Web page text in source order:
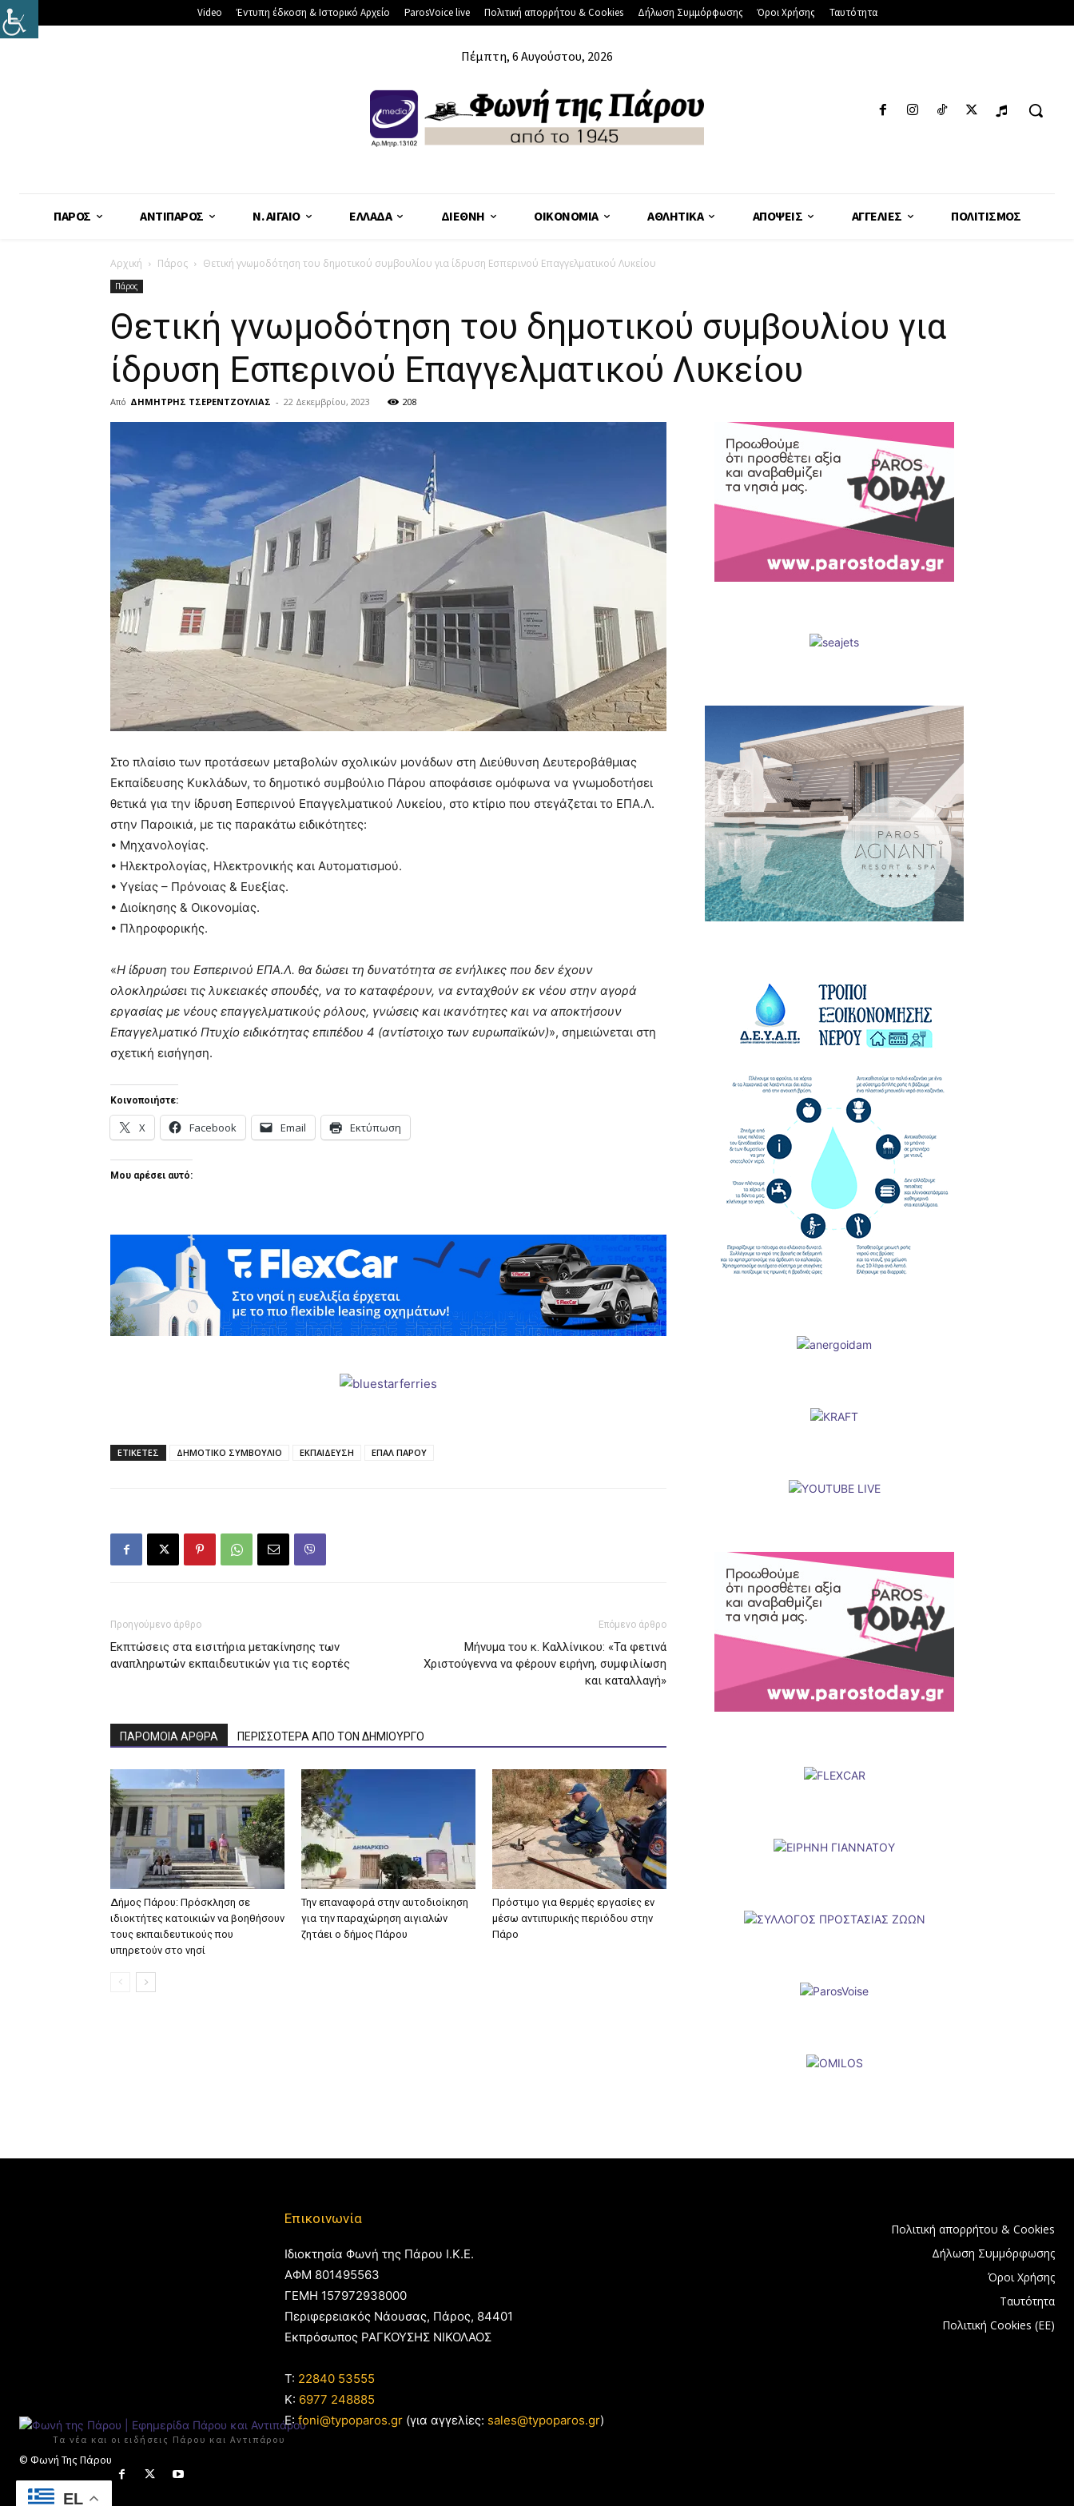
Video Έντυπη έδκοση & Ιστορικό Αρχείο ParosVoice live Πολιτική απορρήτου & Cookies Δήλωση Συμμόρφωσης Όροι Χρήσης Ταυτότητα
Πέμπτη, 6 Αυγούστου, 2026
ΠΆΡΟΣ ΑΝΤΊΠΑΡΟΣ Ν. ΑΙΓΑΊΟ ΕΛΛΆΔΑ ΔΙΕΘΝΉ ΟΙΚΟΝΟΜΊΑ ΑΘΛΗΤΙΚΆ ΑΠΌΨΕΙΣ ΑΓΓΕΛΊΕΣ ΠΟΛΙΤΙΣΜΌΣ
Αρχική Πάρος Θετική γνωμοδότηση του δημοτικού συμβουλίου για ίδρυση Εσπερινού Επαγγελματικού Λυκείου
Πάρος
Θετική γνωμοδότηση του δημοτικού συμβουλίου για
ίδρυση Εσπερινού Επαγγελματικού Λυκείου
Από ΔΗΜΗΤΡΗΣ ΤΣΕΡΕΝΤΖΟΥΛΙΑΣ - 22 Δεκεμβρίου, 2023 208
Στο πλαίσιο των προτάσεων μεταβολών σχολικών μονάδων στη Διεύθυνση Δευτεροβάθμιας
Εκπαίδευσης Κυκλάδων, το δημοτικό συμβούλιο Πάρου αποφάσισε ομόφωνα να γνωμοδοτήσει
θετικά για την ίδρυση Εσπερινού Επαγγελματικού Λυκείου, στο κτίριο που στεγάζεται το ΕΠΑ.Λ.
στην Παροικιά, µε τις παρακάτω ειδικότητες:
• Μηχανολογίας.
• Ηλεκτρολογίας, Ηλεκτρονικής και Αυτοματισμού.
• Υγείας – Πρόνοιας & Ευεξίας.
• Διοίκησης & Οικονομίας.
• Πληροφορικής.
«Η ίδρυση του Εσπερινού ΕΠΑ.Λ. θα δώσει τη δυνατότητα σε ενήλικες που δεν έχουν
ολοκληρώσει τις λυκειακές σπουδές, να το καταφέρουν, να ενταχθούν εκ νέου στην αγορά
εργασίας µε νέους επαγγελματικούς ρόλους, γνώσεις και ικανότητες και να αποκτήσουν
Επαγγελματικό Πτυχίο ειδικότητας επιπέδου 4 (αντίστοιχο των ευρωπαϊκών)», σημειώνεται στη
σχετική εισήγηση.
Κοινοποιήστε:
X Facebook Email Εκτύπωση
Μου αρέσει αυτό:
ΕΤΙΚΕΤΕΣ ΔΗΜΟΤΙΚΟ ΣΥΜΒΟΥΛΙΟ ΕΚΠΑΙΔΕΥΣΗ ΕΠΑΛ ΠΑΡΟΥ
Προηγούμενο άρθρο
Εκπτώσεις στα εισιτήρια μετακίνησης των
αναπληρωτών εκπαιδευτικών για τις εορτές
Επόμενο άρθρο
Μήνυμα του κ. Καλλίνικου: «Τα φετινά
Χριστούγεννα να φέρουν ειρήνη, συμφιλίωση
και καταλλαγή»
ΠΑΡΟΜΟΙΑ ΑΡΘΡΑ ΠΕΡΙΣΣΟΤΕΡΑ ΑΠΟ ΤΟΝ ΔΗΜΙΟΥΡΓΟ
Δήμος Πάρου: Πρόσκληση σε
ιδιοκτήτες κατοικιών να βοηθήσουν
τους εκπαιδευτικούς που
υπηρετούν στο νησί
Την επαναφορά στην αυτοδιοίκηση
για την παραχώρηση αιγιαλών
ζητάει ο δήμος Πάρου
Πρόστιμο για θερμές εργασίες εν
μέσω αντιπυρικής περιόδου στην
Πάρο
Τα νέα και οι ειδήσεις Πάρου και Αντιπάρου
© Φωνή Της Πάρου
Επικοινωνία
Ιδιοκτησία Φωνή της Πάρου Ι.Κ.Ε.
ΑΦΜ 801495563
ΓΕΜΗ 157972938000
Περιφερειακός Νάουσας, Πάρος, 84401
Εκπρόσωπος ΡΑΓΚΟΥΣΗΣ ΝΙΚΟΛΑΟΣ
T: 22840 53555
Κ: 6977 248885
E:foni@typoparos.gr(για αγγελίες: sales@typoparos.gr)
Πολιτική απορρήτου & Cookies
Δήλωση Συμμόρφωσης
Όροι Χρήσης
Ταυτότητα
Πολιτική Cookies (ΕΕ)
EL